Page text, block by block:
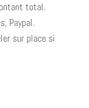
total.
Paypal.
sur place si